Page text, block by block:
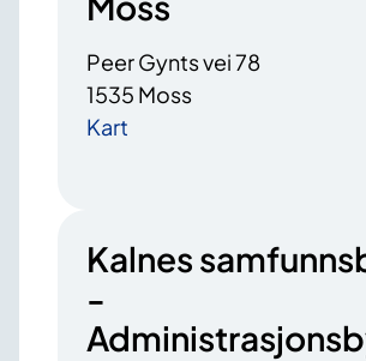
Peer Gynts vei 78
1535 Moss
Kart
Kalnes
-